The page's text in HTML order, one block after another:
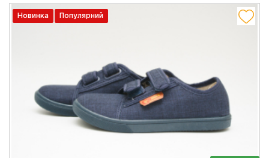
Новинка Популярний